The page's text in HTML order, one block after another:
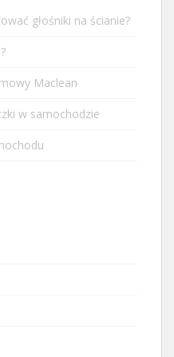
głośniki na ścianie?
Maclean
w samochodzie